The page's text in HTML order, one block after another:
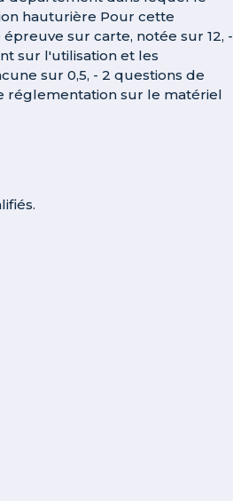
hauturière Pour cette
sur carte, notée sur 12, -
sur l'utilisation et les
sur 0,5, - 2 questions de
réglementation sur le matériel